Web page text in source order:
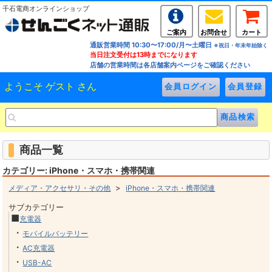
千石電商オンラインショップ
ご案内 お問合せ
カート
通販営業時間 10:30〜17:00/月〜土曜日 ※祝日・年末年始除く
当日注文受付は13時までになります
店舗の営業時間は各店舗案内ページをご確認ください
ようこそ ゲスト さん
商品一覧
カテゴリー: iPhone・スマホ・携帯関連
メディア・アクセサリ・その他 >iPhone・スマホ・携帯関連
サブカテゴリー
■充電器
・ モバイルバッテリー
・AC充電器
・ USB-AC